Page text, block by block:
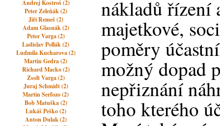
Andrej Kostroš (2)
Peter Zeleňák (2)
Jiří Remeš (2)
Adam Glasnák (2)
Peter Varga (2)
Ladislav Pollák (2)
Ludmila Kucharova (2)
Martin Gedra (2)
Richard Macko (2)
Zsolt Varga (2)
Juraj Schmidt (2)
Martin Serfozo (2)
Bob Matuška (2)
Lukáš Peško (2)
Anton Dulak (2)
nákladů řízení
majetkové,
poměry
možný dopad
nepřiznání
toho kterého